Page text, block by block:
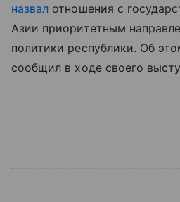
назвал отношения с
Азии приоритетным
политики республики. Об
сообщил в ходе своего